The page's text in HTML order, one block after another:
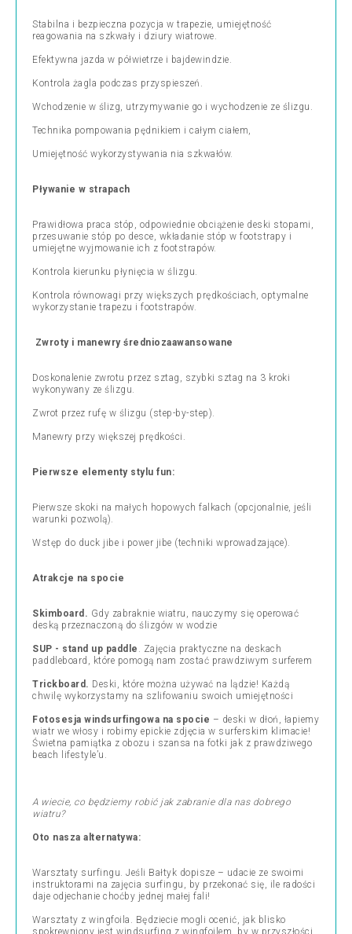
Stabilna i bezpieczna pozycja w trapezie, umiejętność
reagowania na szkwały i dziury wiatrowe.
Efektywna jazda w półwietrze i bajdewindzie.
Kontrola żagla podczas przyspieszeń.
Wchodzenie w ślizg, utrzymywanie go i wychodzenie ze ślizgu.
Technika pompowania pędnikiem i całym ciałem,
Umiejętność wykorzystywania nia szkwałów.
Pływanie w strapach
Prawidłowa praca stóp, odpowiednie obciążenie deski stopami,
przesuwanie stóp po desce, wkładanie stóp w footstrapy i
umiejętne wyjmowanie ich z footstrapów.
Kontrola kierunku płynięcia w ślizgu.
Kontrola równowagi przy większych prędkościach, optymalne
wykorzystanie trapezu i footstrapów.
Zwroty i manewry średniozaawansowane
Doskonalenie zwrotu przez sztag, szybki sztag na 3 kroki
wykonywany ze ślizgu.
Zwrot przez rufę w ślizgu (step-by-step).
Manewry przy większej prędkości.
Pierwsze elementy stylu fun:
Pierwsze skoki na małych hopowych falkach (opcjonalnie, jeśli
warunki pozwolą).
Wstęp do duck jibe i power jibe (techniki wprowadzające).
Atrakcje na spocie
Skimboard. Gdy zabraknie wiatru, nauczymy się operować
deską przeznaczoną do ślizgów w wodzie
SUP - stand up paddle . Zajęcia praktyczne na deskach
paddleboard, które pomogą nam zostać prawdziwym surferem
Trickboard. Deski, które można używać na lądzie! Każdą
chwilę wykorzystamy na szlifowaniu swoich umiejętności
Fotosesja windsurfingowa na spocie – deski w dłoń, łapiemy
wiatr we włosy i robimy epickie zdjęcia w surferskim klimacie!
Świetna pamiątka z obozu i szansa na fotki jak z prawdziwego
beach lifestyle’u.
A wiecie, co będziemy robić jak zabranie dla nas dobrego
wiatru?
​Oto nasza alternatywa:
Warsztaty surfingu. Jeśli Bałtyk dopisze – udacie ze swoimi
instruktorami na zajęcia surfingu, by przekonać się, ile radości
daje odjechanie choćby jednej małej fali!
Warsztaty z wingfoila. Będziecie mogli ocenić, jak blisko
spokrewniony jest windsurfing z wingfoilem, by w przyszłości